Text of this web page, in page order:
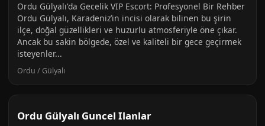
Ordu Gülyalı'da Gecelik VIP Escort: Profesyonel Bir Rehber
Ordu Gülyalı, Karadeniz’in incisi olarak bilinen bu şirin
ilçe, doğal güzellikleri ve huzurlu atmosferiyle öne çıkar.
Ancak bu sakin bölgede, özel ve kaliteli bir gece geçirmek
isteyenler...
Ordu / Gülyalı
Ordu Gülyalı Guncel Ilanlar